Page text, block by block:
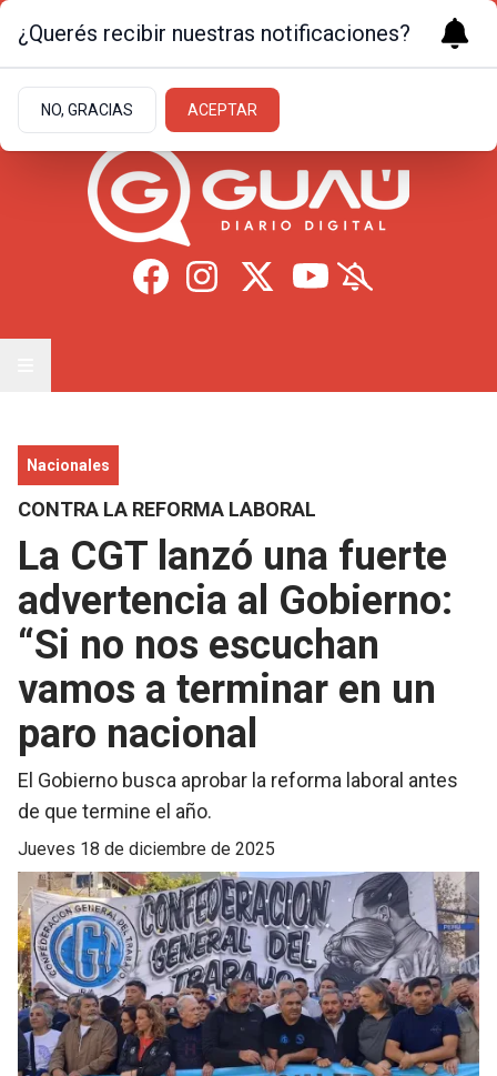
15.5ºc | Formosa
Nacionales
CONTRA LA REFORMA LABORAL
La CGT lanzó una fuerte
advertencia al Gobierno:
“Si no nos escuchan
vamos a terminar en un
paro nacional
El Gobierno busca aprobar la reforma laboral antes
de que termine el año.
jueves 18 de diciembre de 2025
¿Querés recibir nuestras notificaciones?
NO, GRACIAS ACEPTAR